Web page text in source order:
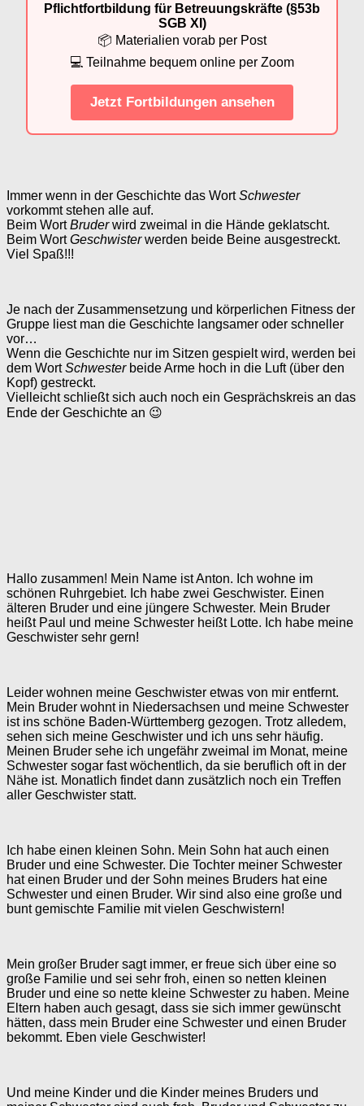
Pflichtfortbildung für Betreuungskräfte (§53b
SGB XI)
📦 Materialien vorab per Post
💻 Teilnahme bequem online per Zoom
Jetzt Fortbildungen ansehen
Immer wenn in der Geschichte das WortSchwester
vorkommt stehen alle auf.
Beim WortBruderwird zweimal in die Hände geklatscht.
Beim WortGeschwisterwerden beide Beine ausgestreckt.
Viel Spaß!!!
Je nach der Zusammensetzung und körperlichen Fitness der
Gruppe liest man die Geschichte langsamer oder schneller
vor…
Wenn die Geschichte nur im Sitzen gespielt wird, werden bei
dem WortSchwesterbeide Arme hoch in die Luft (über den
Kopf) gestreckt.
Vielleicht schließt sich auch noch ein Gesprächskreis an das
Ende der Geschichte an 😉
Hallo zusammen! Mein Name ist Anton. Ich wohne im
schönen Ruhrgebiet. Ich habe zwei Geschwister. Einen
älteren Bruder und eine jüngere Schwester. Mein Bruder
heißt Paul und meine Schwester heißt Lotte. Ich habe meine
Geschwister sehr gern!
Leider wohnen meine Geschwister etwas von mir entfernt.
Mein Bruder wohnt in Niedersachsen und meine Schwester
ist ins schöne Baden-Württemberg gezogen. Trotz alledem,
sehen sich meine Geschwister und ich uns sehr häufig.
Meinen Bruder sehe ich ungefähr zweimal im Monat, meine
Schwester sogar fast wöchentlich, da sie beruflich oft in der
Nähe ist. Monatlich findet dann zusätzlich noch ein Treffen
aller Geschwister statt.
Ich habe einen kleinen Sohn. Mein Sohn hat auch einen
Bruder und eine Schwester. Die Tochter meiner Schwester
hat einen Bruder und der Sohn meines Bruders hat eine
Schwester und einen Bruder. Wir sind also eine große und
bunt gemischte Familie mit vielen Geschwistern!
Mein großer Bruder sagt immer, er freue sich über eine so
große Familie und sei sehr froh, einen so netten kleinen
Bruder und eine so nette kleine Schwester zu haben. Meine
Eltern haben auch gesagt, dass sie sich immer gewünscht
hätten, dass mein Bruder eine Schwester und einen Bruder
bekommt. Eben viele Geschwister!
Und meine Kinder und die Kinder meines Bruders und